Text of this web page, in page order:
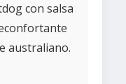
con salsa
australiano.